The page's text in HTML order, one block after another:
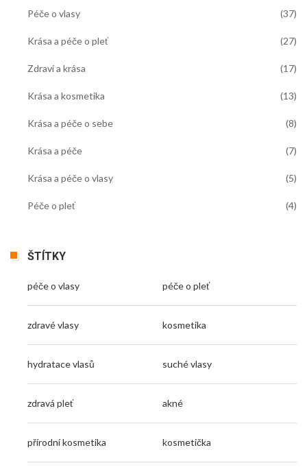
Péče o vlasy (37)
Krása a péče o pleť (27)
Zdraví a krása (17)
Krása a kosmetika (13)
Krása a péče o sebe (8)
Krása a péče (7)
Krása a péče o vlasy (5)
Péče o pleť (4)
ŠTÍTKY
péče o vlasy péče o pleť
zdravé vlasy kosmetika
hydratace vlasů suché vlasy
zdravá pleť akné
přírodní kosmetika kosmetička